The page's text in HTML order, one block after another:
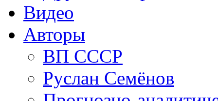
Видео
Авторы
ВП СССР
Руслан Семёнов